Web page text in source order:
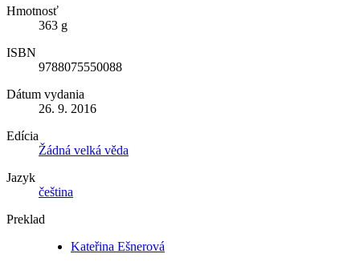
Hmotnosť
363 g
ISBN
9788075550088
Dátum vydania
26. 9. 2016
Edícia
Žádná velká věda
Jazyk
čeština
Preklad
Kateřina Ešnerová